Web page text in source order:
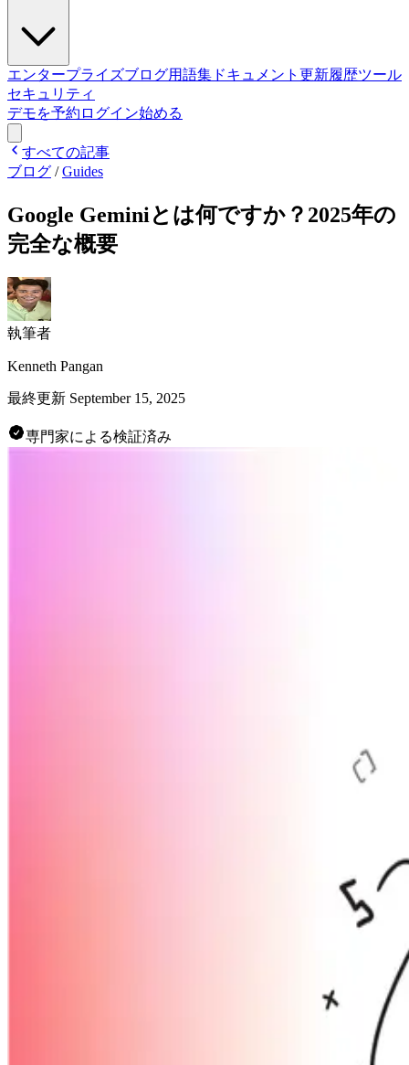
エンタープライズブログ用語集 ドキュメント 更新履歴ツール
セキュリティ
デモを予約 ログイン始める
すべての記事
ブログ /Guides
Google Geminiとは何ですか？2025年の
完全な概要
執筆者
Kenneth Pangan
最終更新 September 15, 2025
専門家による検証済み